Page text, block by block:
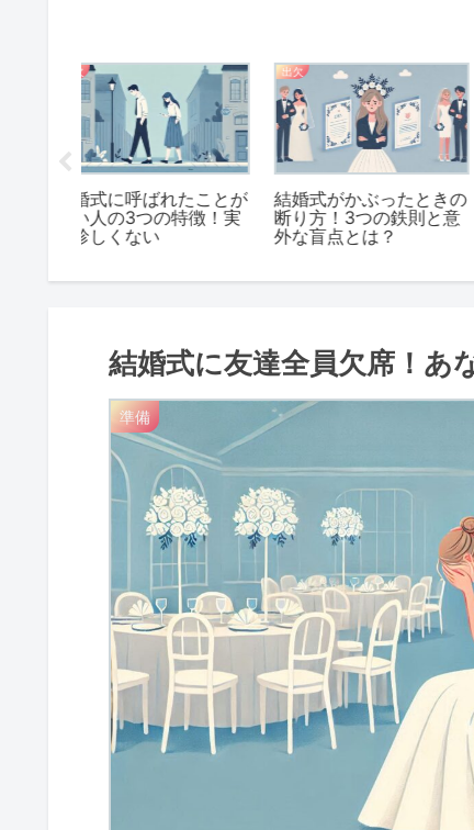
出欠
結婚式がかぶったときの
断り方！3つの鉄則と意
外な盲点とは？
準備
結婚式に赤ちゃんを
てこないで！と伝え
きの3つのコツ
結婚式に友達全員欠席！あ
準備